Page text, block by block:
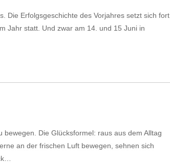
Die Erfolgsgeschichte des Vorjahres setzt sich fort.
Jahr statt. Und zwar am 14. und 15 Juni in
Die Glücksformel: raus aus dem Alltag
an der frischen Luft bewegen, sehnen sich